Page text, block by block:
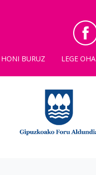
HONI BURUZ LEGE